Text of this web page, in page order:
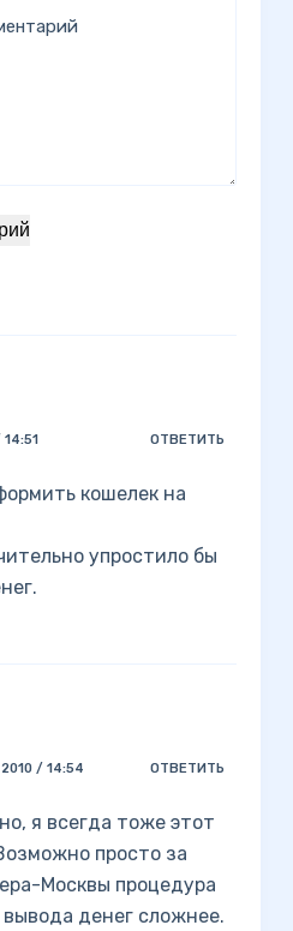
ОТВЕТИТЬ
кошелек на
упростило бы
/ 14:54 ОТВЕТИТЬ
я всегда тоже этот
просто за
Москвы процедура
денег сложнее.